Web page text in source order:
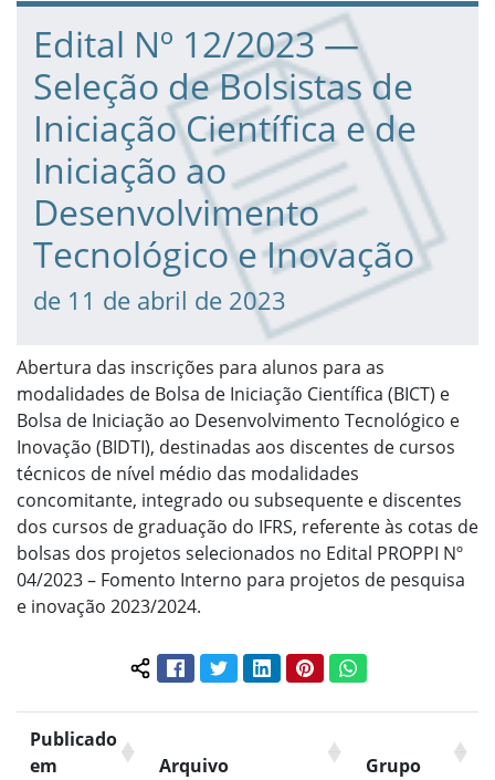
Fim da navegação
Início do conteúdo
Edital Nº 12/2023 —
Seleção de Bolsistas de
Iniciação Científica e de
Iniciação ao
Desenvolvimento
Tecnológico e Inovação
de 11 de abril de 2023
Abertura das inscrições para alunos para as
modalidades de Bolsa de Iniciação Científica (BICT) e
Bolsa de Iniciação ao Desenvolvimento Tecnológico e
Inovação (BIDTI), destinadas aos discentes de cursos
técnicos de nível médio das modalidades
concomitante, integrado ou subsequente e discentes
dos cursos de graduação do IFRS, referente às cotas de
bolsas dos projetos selecionados no Edital PROPPI Nº
04/2023 – Fomento Interno para projetos de pesquisa
e inovação 2023/2024.
Compartilhar conteúdo:
FacebookTwitterLinkedInPinterestWhatsApp
Publicado
em
Arquivo Grupo